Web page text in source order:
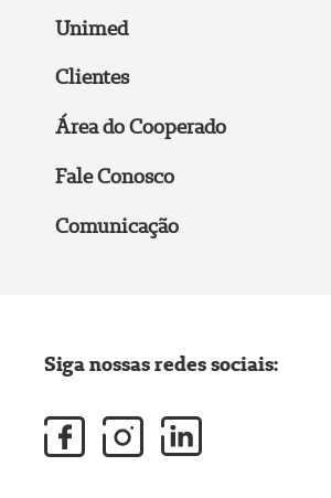
Unimed
Clientes
Área do Cooperado
Fale Conosco
Comunicação
Siga nossas redes sociais: